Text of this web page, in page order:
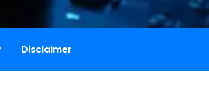
Disclaimer